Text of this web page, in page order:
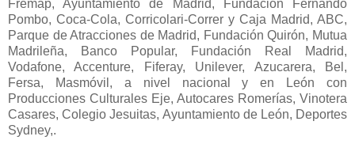
Fremap, Ayuntamiento de Madrid, Fundación Fernando
Pombo, Coca-Cola, Corricolari-Correr y Caja Madrid, ABC,
Parque de Atracciones de Madrid, Fundación Quirón, Mutua
Madrileña, Banco Popular, Fundación Real Madrid,
Vodafone, Accenture, Fiferay, Unilever, Azucarera, Bel,
Fersa, Masmóvil, a nivel nacional y en León con
Producciones Culturales Eje, Autocares Romerías, Vinotera
Casares, Colegio Jesuitas, Ayuntamiento de León, Deportes
Sydney,.